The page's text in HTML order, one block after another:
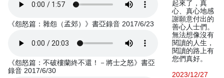
《怨怒篇：雜怨（孟郊）》書亞錄音 2017/6/23
《怨怒篇：不破樓蘭終不還！－將士之怒》書亞
錄音 2017/6/30
起來了，真
心、真心地感
謝願意付出的
善心人士們。
無法想像沒有
閱讀的人生，
閱讀的路上有
您們真好。
2023/12/27